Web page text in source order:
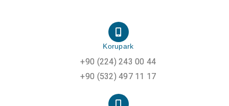
Korupark
+90 (224) 243 00 44
+90 (532) 497 11 17